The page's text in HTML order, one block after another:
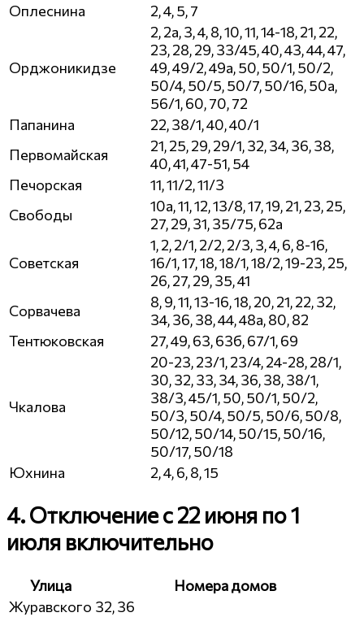
Оплеснина
2, 4, 5, 7
Орджоникидзе
2, 2а, 3, 4, 8, 10, 11, 14-18, 21, 22,
23, 28, 29, 33/45, 40, 43, 44, 47,
49, 49/2, 49а, 50, 50/1, 50/2,
50/4, 50/5, 50/7, 50/16, 50а,
56/1, 60, 70, 72
Папанина
22, 38/1, 40, 40/1
Первомайская
21, 25, 29, 29/1, 32, 34, 36, 38,
40, 41, 47-51, 54
Печорская
11, 11/2, 11/3
Свободы
10а, 11, 12, 13/8, 17, 19, 21, 23, 25,
27, 29, 31, 35/75, 62а
Советская
1, 2, 2/1, 2/2, 2/3, 3, 4, 6, 8-16,
16/1, 17, 18, 18/1, 18/2, 19-23, 25,
26, 27, 29, 35, 41
Сорвачева
8, 9, 11, 13-16, 18, 20, 21, 22, 32,
34, 36, 38, 44, 48а, 80, 82
Тентюковская
27, 49, 63, 63б, 67/1, 69
Чкалова
20-23, 23/1, 23/4, 24-28, 28/1,
30, 32, 33, 34, 36, 38, 38/1,
38/3, 45/1, 50, 50/1, 50/2,
50/3, 50/4, 50/5, 50/6, 50/8,
50/12, 50/14, 50/15, 50/16,
50/17, 50/18
Юхнина
2, 4, 6, 8, 15
4. Отключение с 22 июня по 1
июля включительно
Улица
Номера домов
Журавского 32, 36